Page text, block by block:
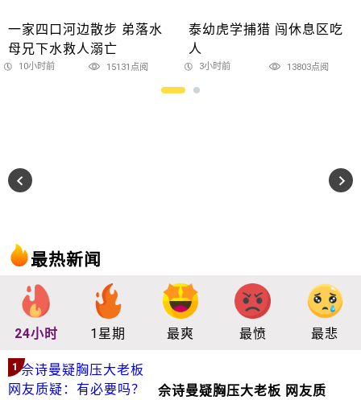
一家四口河边散步 弟落水
母兄下水救人溺亡
10小时前 15131点阅
泰幼虎学捕猎 闯休息区吃
人
3小时前 13803点阅
最热新闻
24小时 1星期 最爽 最愤 最悲
1
佘诗曼疑胸压大老板 网友质